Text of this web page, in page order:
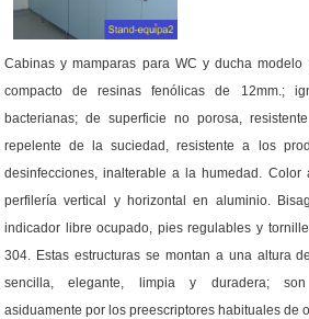
Cabinas y mamparas para WC y ducha modelo
compacto de resinas fenólicas de 12mm.;
bacterianas; de superficie no porosa,
repelente de la suciedad, resistente a los
desinfecciones, inalterable a la humedad. Color
perfilería vertical y horizontal en aluminio.
indicador libre ocupado, pies regulables y
304. Estas estructuras se montan a una altura
sencilla, elegante, limpia y duradera; son
asiduamente por los preescriptores habituales de